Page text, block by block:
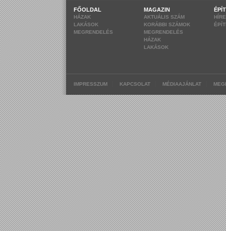
FŐOLDAL
HÁZAK
LAKÁSOK
MEGRENDELÉS
MAGAZIN
AKTUÁLIS SZÁM
KORÁBBI SZÁMOK
MEGRENDELÉS
HÁZAK
LAKÁSOK
IMPRESSZUM KAPCSOLAT MÉDIAAJÁNLAT